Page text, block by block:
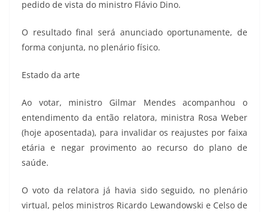
pedido de vista do ministro Flávio Dino.
O resultado final será anunciado oportunamente, de
forma conjunta, no plenário físico.
Estado da arte
Ao votar, ministro Gilmar Mendes acompanhou o
entendimento da então relatora, ministra Rosa Weber
(hoje aposentada), para invalidar os reajustes por faixa
etária e negar provimento ao recurso do plano de
saúde.
O voto da relatora já havia sido seguido, no plenário
virtual, pelos ministros Ricardo Lewandowski e Celso de